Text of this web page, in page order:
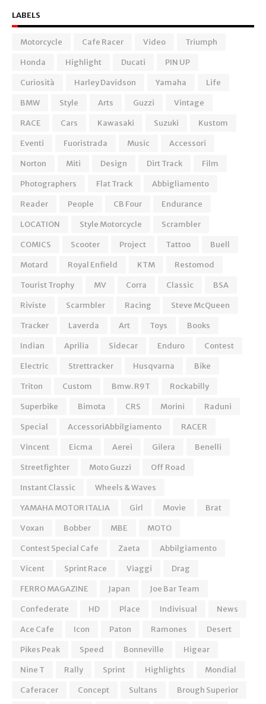
LABELS
Motorcycle Cafe Racer Video
Triumph
Honda
Highlight Ducati
PIN UP
Curiosità
Harley Davidson Yamaha
Life
BMW
Style Arts Guzzi
Vintage
RACE
Cars Kawasaki Suzuki
Kustom
Eventi
Fuoristrada Music
Accessori
Norton
Miti Design Dirt Track
Film
Photographers
Flat Track
Abbigliamento
Reader
People CB Four
Endurance
LOCATION
Style Motorcycle
Scrambler
COMICS
Scooter Project Tattoo
Buell
Motard
Royal Enfield KTM
Restomod
Tourist Trophy
MV Corra Classic
BSA
Riviste
Scarmbler Racing
Steve McQueen
Tracker
Laverda Art Toys
Books
Indian
Aprilia Sidecar Enduro
Contest
Electric
Strettracker Husqvarna
Bike
Triton
Custom Bmw. R9T
Rockabilly
Superbike
Bimota CRS Morini
Raduni
Special
AccessoriAbbilgiamento
RACER
Vincent
Eicma Aerei Gilera
Benelli
Streetfighter
Moto Guzzi
Off Road
Instant Classic
Wheels & Waves
YAMAHA MOTOR ITALIA
Girl Movie
Brat
Voxan
Bobber MBE
MOTO
Contest Special Cafe
Zaeta
Abbilgiamento
Vicent
Sprint Race Viaggi
Drag
FERRO MAGAZINE
Japan
Joe Bar Team
Confederate
HD Place Indivisual
News
Ace Cafe
Icon Paton Ramones
Desert
Pikes Peak
Speed Bonneville
Higear
Nine T
Rally Sprint Highlights
Mondial
Caferacer
Concept Sultans
Brough Superior